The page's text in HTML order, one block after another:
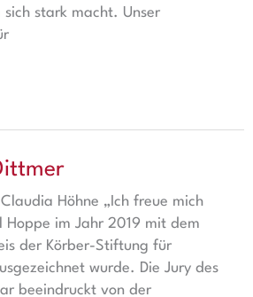
stark macht. Unser
Höhne „Ich freue mich
Hoppe im Jahr 2019 mit dem
der Körber-Stiftung für
wurde. Die Jury des
beeindruckt von der